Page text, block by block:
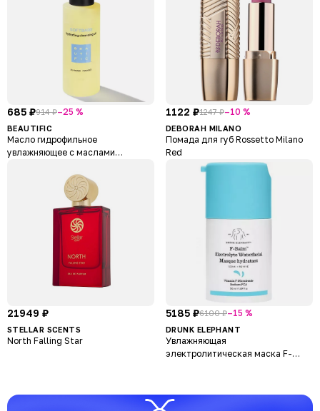
685 ₽914 ₽–25 %
BEAUTIFIC
Масло гидрофильное
увлажняющее с маслами
Hydrating Cleansing Oil
1122 ₽1247 ₽–10 %
DEBORAH MILANO
Помада для губ Rossetto Milano
Red
21949 ₽
STELLAR SCENTS
North Falling Star
5185 ₽6100 ₽–15 %
DRUNK ELEPHANT
Увлажняющая
электролитическая маска F-